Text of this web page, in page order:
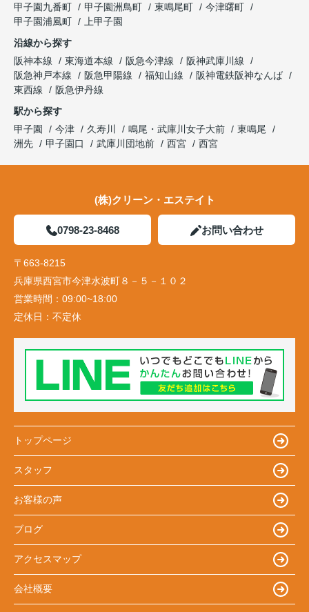
甲子園九番町
甲子園洲鳥町 東鳴尾町
今津曙町
甲子園浦風町
上甲子園
沿線から探す
阪神本線
東海道本線 阪急今津線
阪神武庫川線
阪急神戸本線
阪急甲陽線 福知山線
阪神電鉄阪神なんば
東西線
阪急伊丹線
駅から探す
甲子園
今津 久寿川 鳴尾・武庫川女子大前
東鳴尾
洲先
甲子園口 武庫川団地前 西宮 西宮
(株)クリーン・エステイト
0798-23-8468 お問い合わせ
〒663-8215
兵庫県西宮市今津水波町８－５－１０２
営業時間： 09:00~18:00
定休日： 不定休
トップページ
スタッフ
お客様の声
ブログ
アクセスマップ
会社概要